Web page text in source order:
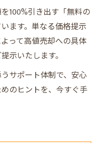
100%引き出す「無料の
ます。単なる価格提示
って高値売却への具体
示いたします。
サポート体制で、安心
のヒントを、今すぐ手